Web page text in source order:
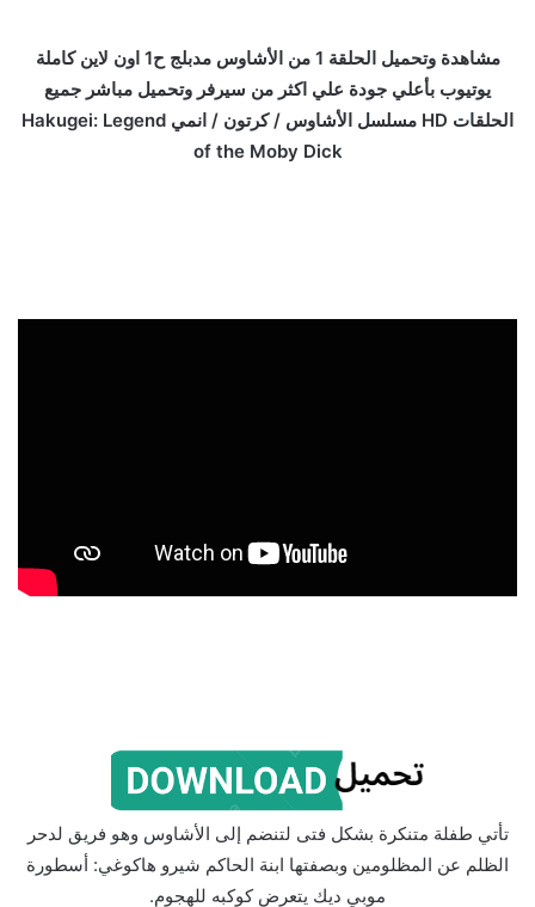
مشاهدة وتحميل الحلقة 1 من الأشاوس مدبلج ح1 اون لاين كاملة
يوتيوب بأعلي جودة علي اكثر من سيرفر وتحميل مباشر جميع
الحلقات HD مسلسل الأشاوس / كرتون / انمي Hakugei: Legend
of the Moby Dick
تأتي طفلة متنكرة بشكل فتى لتنضم إلى الأشاوس وهو فريق لدحر
الظلم عن المظلومين وبصفتها ابنة الحاكم شيرو هاكوغي: أسطورة
موبي ديك يتعرض كوكبه للهجوم.